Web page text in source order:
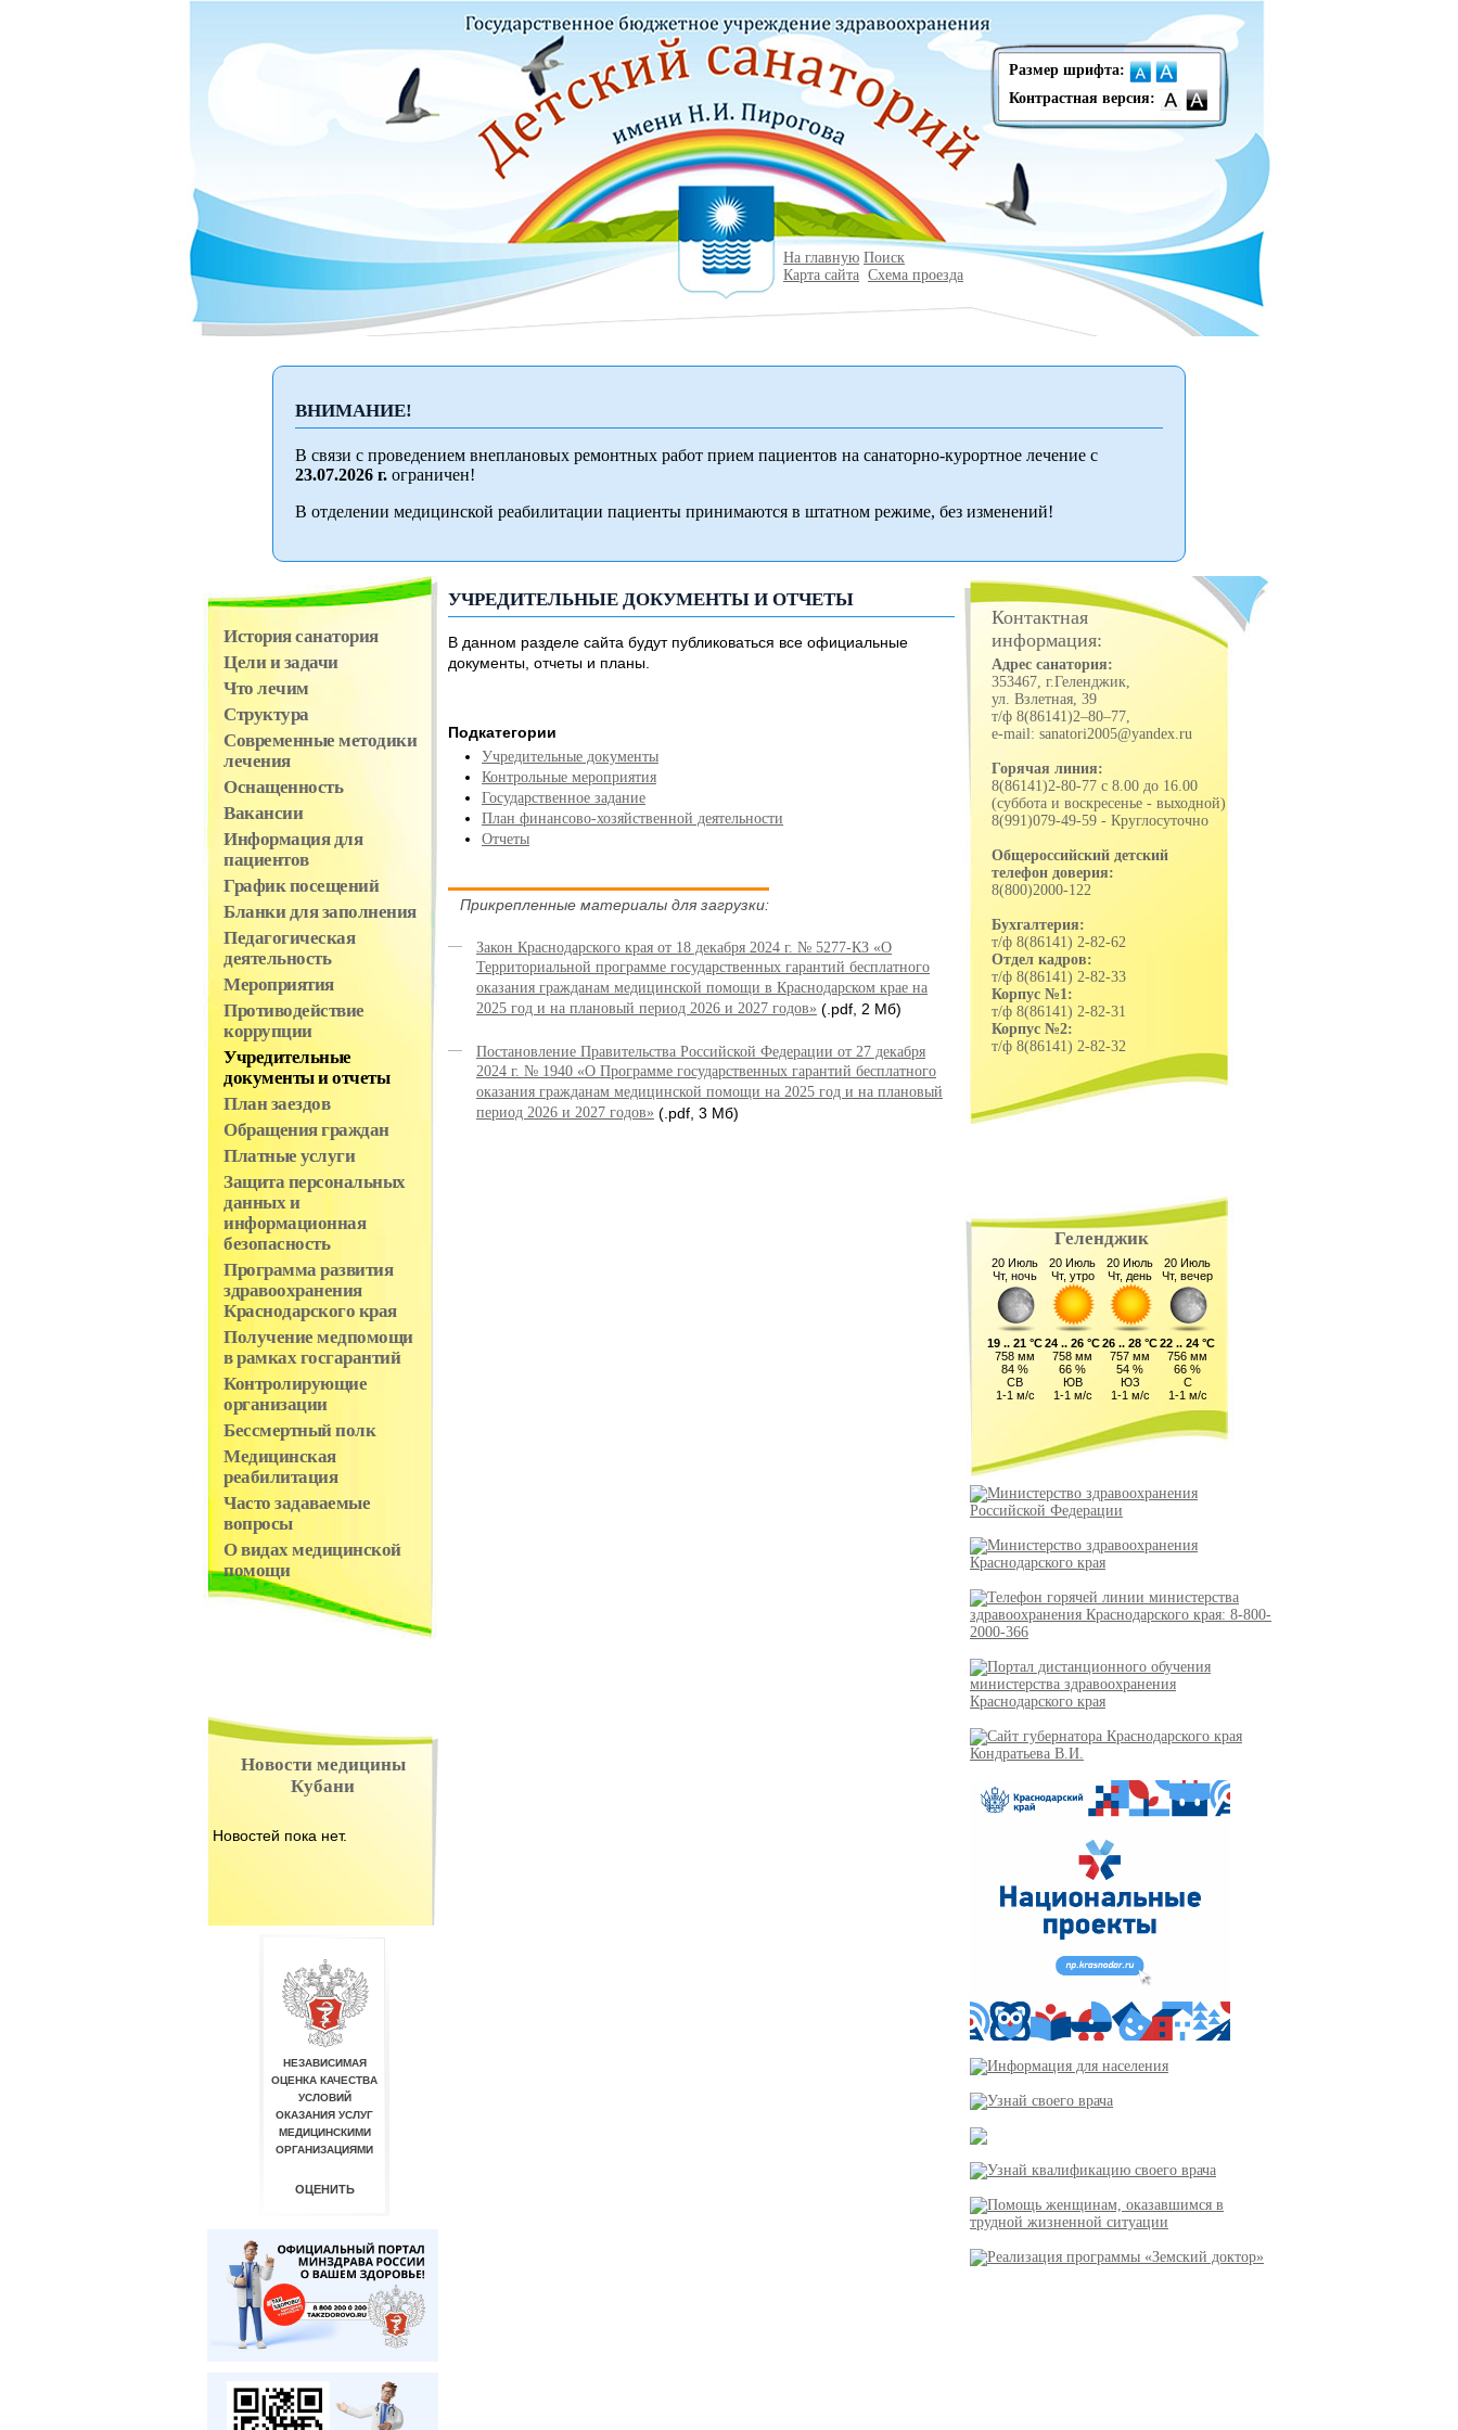
Размер шрифта:
Контрастная версия:
На главную Поиск
Карта сайта Схема проезда
ВНИМАНИЕ!
В связи с проведением внеплановых ремонтных работ прием пациентов на санаторно-курортное лечение с
23.07.2026 г. ограничен!
В отделении медицинской реабилитации пациенты принимаются в штатном режиме, без изменений!
История санатория
Цели и задачи
Что лечим
Структура
Современные методики
лечения
Оснащенность
Вакансии
Информация для
пациентов
График посещений
Бланки для заполнения
Педагогическая
деятельность
Мероприятия
Противодействие
коррупции
Учредительные
документы и отчеты
План заездов
Обращения граждан
Платные услуги
Защита персональных
данных и
информационная
безопасность
Программа развития
здравоохранения
Краснодарского края
Получение медпомощи
в рамках госгарантий
Контролирующие
организации
Бессмертный полк
Медицинская
реабилитация
Часто задаваемые
вопросы
О видах медицинской
помощи
Новости медицины
Кубани
Новостей пока нет.
УЧРЕДИТЕЛЬНЫЕ ДОКУМЕНТЫ И ОТЧЕТЫ
В данном разделе сайта будут публиковаться все официальные
документы, отчеты и планы.
Подкатегории
Учредительные документы
Контрольные мероприятия
Государственное задание
План финансово-хозяйственной деятельности
Отчеты
Прикрепленные материалы для загрузки:
Закон Краснодарского края от 18 декабря 2024 г. № 5277-КЗ «О
Территориальной программе государственных гарантий бесплатного
оказания гражданам медицинской помощи в Краснодарском крае на
2025 год и на плановый период 2026 и 2027 годов» (.pdf, 2 Мб)
Постановление Правительства Российской Федерации от 27 декабря
2024 г. № 1940 «О Программе государственных гарантий бесплатного
оказания гражданам медицинской помощи на 2025 год и на плановый
период 2026 и 2027 годов» (.pdf, 3 Мб)
Контактная
информация:
Адрес санатория:
353467, г.Геленджик,
ул. Взлетная, 39
т/ф 8(86141)2–80–77,
e-mail: sanatori2005@yandex.ru
Горячая линия:
8(86141)2-80-77 с 8.00 до 16.00
(суббота и воскресенье - выходной)
8(991)079-49-59 - Круглосуточно
Общероссийский детский
телефон доверия:
8(800)2000-122
Бухгалтерия:
т/ф 8(86141) 2-82-62
Отдел кадров:
т/ф 8(86141) 2-82-33
Корпус №1:
т/ф 8(86141) 2-82-31
Корпус №2:
т/ф 8(86141) 2-82-32
Геленджик
20 Июль
Чт, ночь
19 .. 21 °C
758 мм
84 %
СВ
1-1 м/с
20 Июль
Чт, утро
24 .. 26 °C
758 мм
66 %
ЮВ
1-1 м/с
20 Июль
Чт, день
26 .. 28 °C
757 мм
54 %
ЮЗ
1-1 м/с
20 Июль
Чт, вечер
22 .. 24 °C
756 мм
66 %
С
1-1 м/с